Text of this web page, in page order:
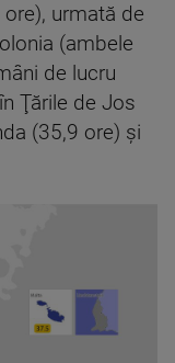
urmată de
(ambele
de lucru
Ţările de Jos
(35,9 ore) şi